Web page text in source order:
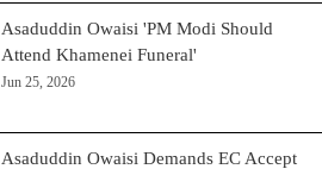
Asaduddin Owaisi 'PM Modi Should
Attend Khamenei Funeral'
Jun 25, 2026
Asaduddin Owaisi Demands EC Accept